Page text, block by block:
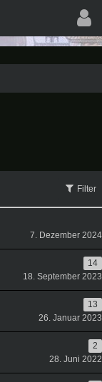
Filter
7. Dezember 2024
14
18. September 2023
13
26. Januar 2023
2
28. Juni 2022